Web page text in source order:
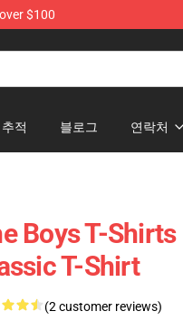
$100
적 블로그 연락처
Boys T-
T-Shirt
(2 customer reviews)